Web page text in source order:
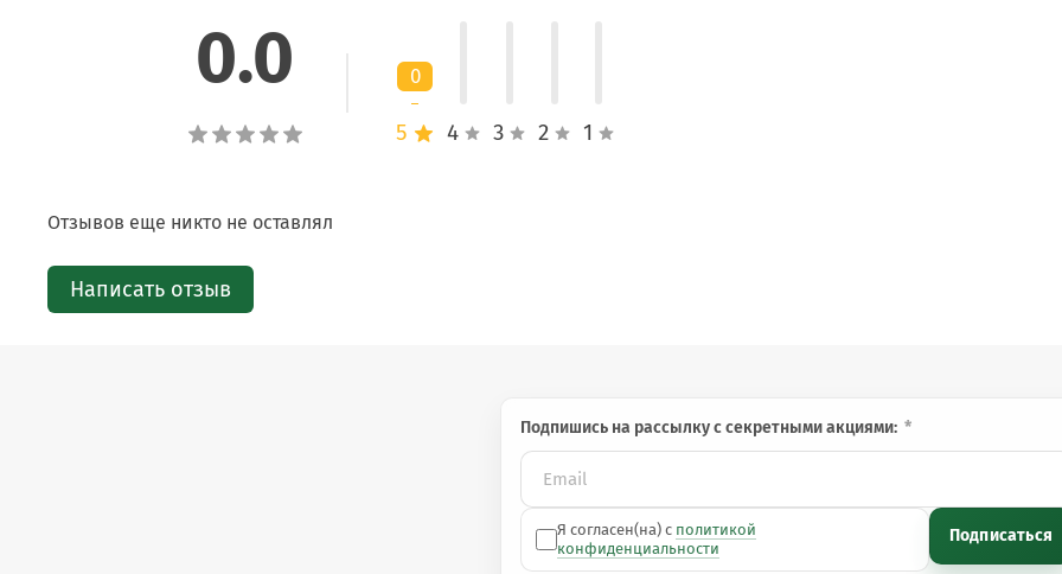
Обеспечивает насыщенный оттенок, ровное покрытие и
стойкость цвета.
Нанесите тинт на чистые губы с помощью аппликатора.
Равномерно распределите средство по поверхности губ.
Дождитесь фиксации первого слоя.
Тинт представлен в широкой палитре оттенков: от мягких нюдовых до ярких и насыщенных.
Подходит для естественного повседневного макияжа и для более выразительного акцента на губах.
0.0 0
5 4 3 2 1
Отзывов еще никто не оставлял
Написать отзыв
Подпишись на рассылку с секретными акциями:
Я согласен(на) с политикой
конфиденциальности
Подписаться